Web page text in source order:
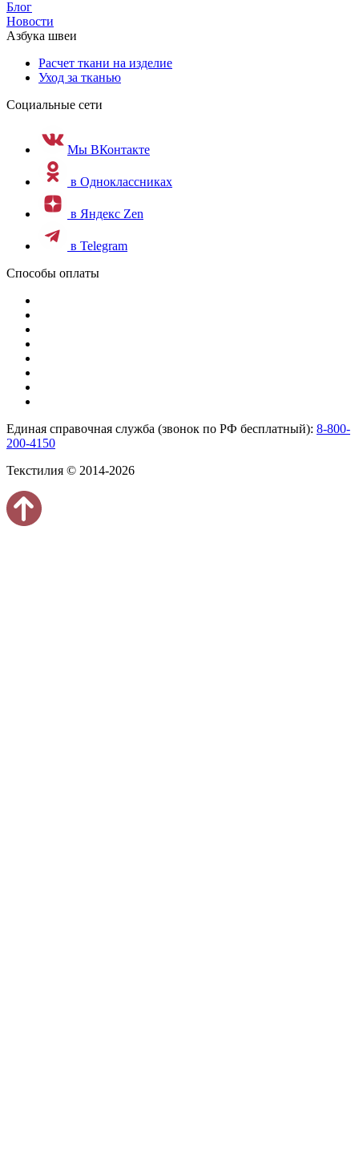
Блог
Новости
Азбука швеи
Расчет ткани на изделие
Уход за тканью
Социальные сети
Мы ВКонтакте
в Одноклассниках
в Яндекс Zen
в Telegram
Способы оплаты
Единая справочная служба (звонок по РФ бесплатный): 8-800-
200-4150
Текстилия © 2014-2026